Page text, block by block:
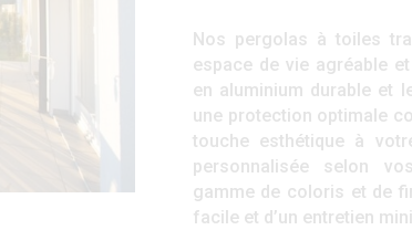
Nos pergolas à toiles
espace de vie agréable
en aluminium durable et
une protection optimale
touche esthétique à
personnalisée selon
gamme de coloris et de
facile et d’un entretien